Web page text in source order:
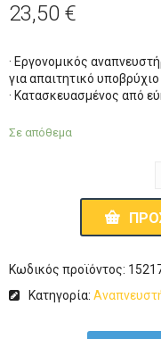
23,50 €
· Εργονομικός
για απαιτητικό
· Κατασκευασμένος από
Σε απόθεμα
Κωδικός προϊόντος:
Κατηγορία: